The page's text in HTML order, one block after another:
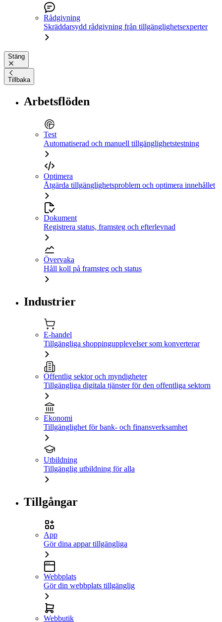
Rådgivning
Skräddarsydd rådgivning från tillgänglighetsexperter
Stäng
Tillbaka
Arbetsflöden
Test
Automatiserad och manuell tillgänglighetstestning
Optimera
Åtgärda tillgänglighetsproblem och optimera innehållet
Dokument
Registrera status, framsteg och efterlevnad
Övervaka
Håll koll på framsteg och status
Industrier
E-handel
Tillgängliga shoppingupplevelser som konverterar
Offentlig sektor och myndigheter
Tillgängliga digitala tjänster för den offentliga sektorn
Ekonomi
Tillgänglighet för bank- och finansverksamhet
Utbildning
Tillgänglig utbildning för alla
Tillgångar
App
Gör dina appar tillgängliga
Webbplats
Gör din webbplats tillgänglig
Webbutik